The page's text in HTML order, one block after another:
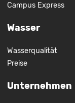
Campus Express
Wasser
Wasserqualität
Preise
Unternehmen